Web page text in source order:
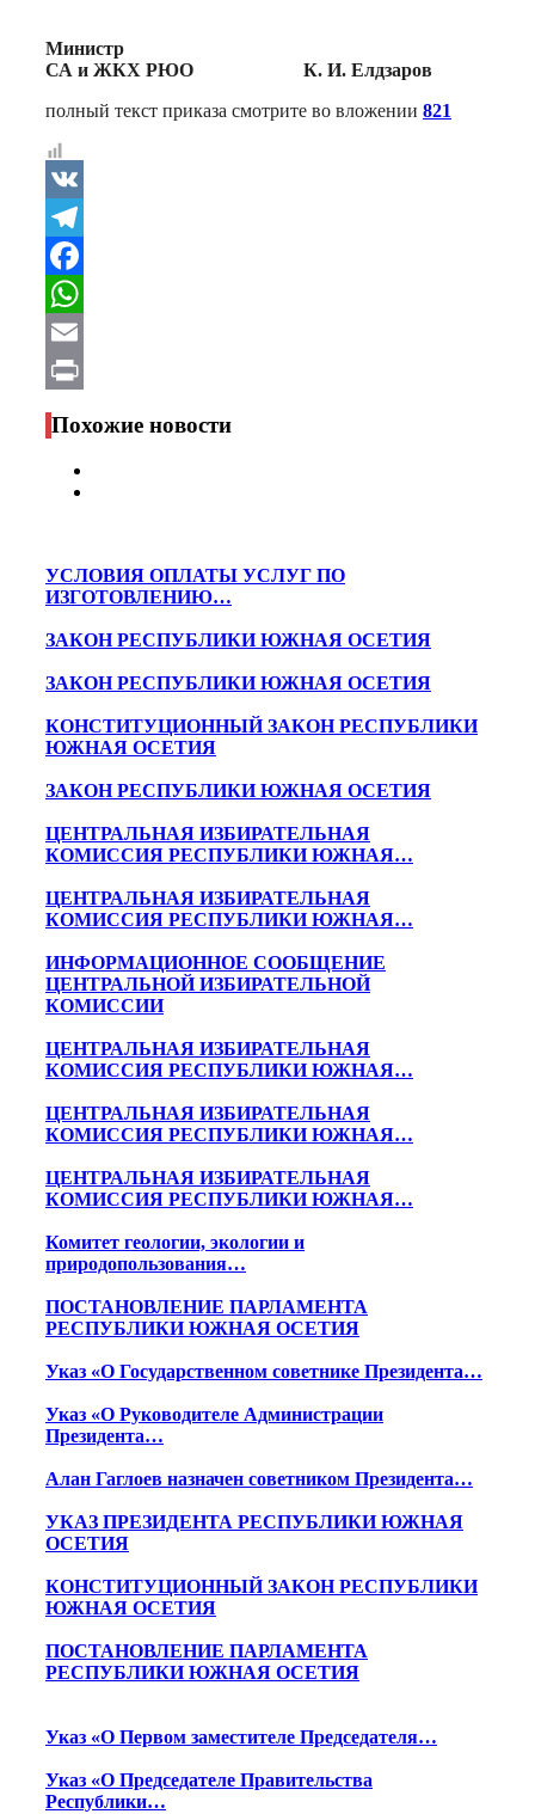
Министр
СА и ЖКХ РЮО К. И. Елдзаров
полный текст приказа смотрите во вложении 821
VK
Telegram
Facebook
WhatsApp
Email
Print
Похожие новости
УСЛОВИЯ ОПЛАТЫ УСЛУГ ПО
ИЗГОТОВЛЕНИЮ…
ЗАКОН РЕСПУБЛИКИ ЮЖНАЯ ОСЕТИЯ
ЗАКОН РЕСПУБЛИКИ ЮЖНАЯ ОСЕТИЯ
КОНСТИТУЦИОННЫЙ ЗАКОН РЕСПУБЛИКИ
ЮЖНАЯ ОСЕТИЯ
ЗАКОН РЕСПУБЛИКИ ЮЖНАЯ ОСЕТИЯ
ЦЕНТРАЛЬНАЯ ИЗБИРАТЕЛЬНАЯ
КОМИССИЯ РЕСПУБЛИКИ ЮЖНАЯ…
ЦЕНТРАЛЬНАЯ ИЗБИРАТЕЛЬНАЯ
КОМИССИЯ РЕСПУБЛИКИ ЮЖНАЯ…
ИНФОРМАЦИОННОЕ СООБЩЕНИЕ
ЦЕНТРАЛЬНОЙ ИЗБИРАТЕЛЬНОЙ
КОМИССИИ
ЦЕНТРАЛЬНАЯ ИЗБИРАТЕЛЬНАЯ
КОМИССИЯ РЕСПУБЛИКИ ЮЖНАЯ…
ЦЕНТРАЛЬНАЯ ИЗБИРАТЕЛЬНАЯ
КОМИССИЯ РЕСПУБЛИКИ ЮЖНАЯ…
ЦЕНТРАЛЬНАЯ ИЗБИРАТЕЛЬНАЯ
КОМИССИЯ РЕСПУБЛИКИ ЮЖНАЯ…
Комитет геологии, экологии и
природопользования…
ПОСТАНОВЛЕНИЕ ПАРЛАМЕНТА
РЕСПУБЛИКИ ЮЖНАЯ ОСЕТИЯ
Указ «О Государственном советнике Президента…
Указ «О Руководителе Администрации
Президента…
Алан Гаглоев назначен советником Президента…
УКАЗ ПРЕЗИДЕНТА РЕСПУБЛИКИ ЮЖНАЯ
ОСЕТИЯ
КОНСТИТУЦИОННЫЙ ЗАКОН РЕСПУБЛИКИ
ЮЖНАЯ ОСЕТИЯ
ПОСТАНОВЛЕНИЕ ПАРЛАМЕНТА
РЕСПУБЛИКИ ЮЖНАЯ ОСЕТИЯ
Указ «О Первом заместителе Председателя…
Указ «О Председателе Правительства
Республики…